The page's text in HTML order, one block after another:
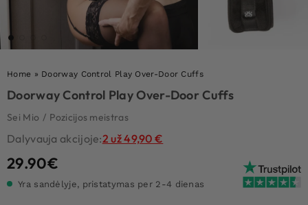
Home » Doorway Control Play Over-Door Cuffs
Doorway Control Play Over-Door Cuffs
Sei Mio / Pozicijos meistras
Dalyvauja akcijoje:2 už 49,90 €
29.90€
Yra sandėlyje, pristatymas per 2-4 dienas